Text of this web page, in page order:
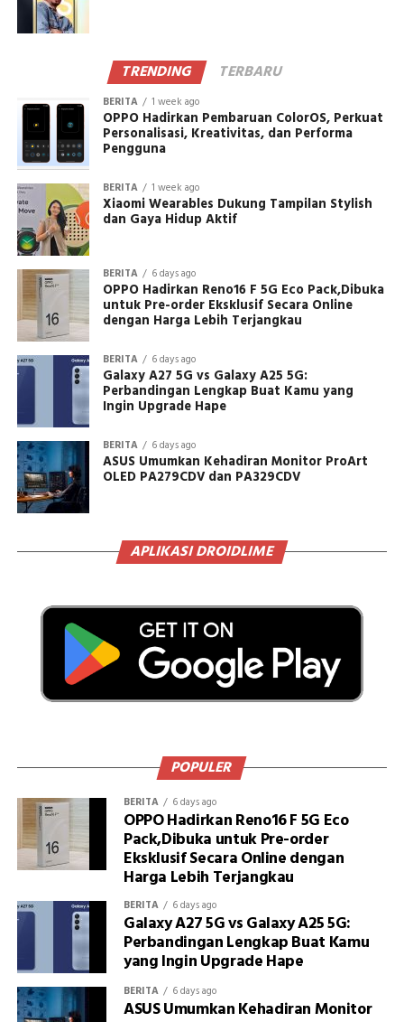
TRENDING TERBARU
BERITA 1 week ago
OPPO Hadirkan Pembaruan ColorOS, Perkuat
Personalisasi, Kreativitas, dan Performa
Pengguna
BERITA 1 week ago
Xiaomi Wearables Dukung Tampilan Stylish
dan Gaya Hidup Aktif
BERITA 6 days ago
OPPO Hadirkan Reno16 F 5G Eco Pack,Dibuka
untuk Pre-order Eksklusif Secara Online
dengan Harga Lebih Terjangkau
BERITA 6 days ago
Galaxy A27 5G vs Galaxy A25 5G:
Perbandingan Lengkap Buat Kamu yang
Ingin Upgrade Hape
BERITA 6 days ago
ASUS Umumkan Kehadiran Monitor ProArt
OLED PA279CDV dan PA329CDV
APLIKASI DROIDLIME
POPULER
BERITA 6 days ago
OPPO Hadirkan Reno16 F 5G Eco
Pack,Dibuka untuk Pre-order
Eksklusif Secara Online dengan
Harga Lebih Terjangkau
BERITA 6 days ago
Galaxy A27 5G vs Galaxy A25 5G:
Perbandingan Lengkap Buat Kamu
yang Ingin Upgrade Hape
BERITA 6 days ago
ASUS Umumkan Kehadiran Monitor